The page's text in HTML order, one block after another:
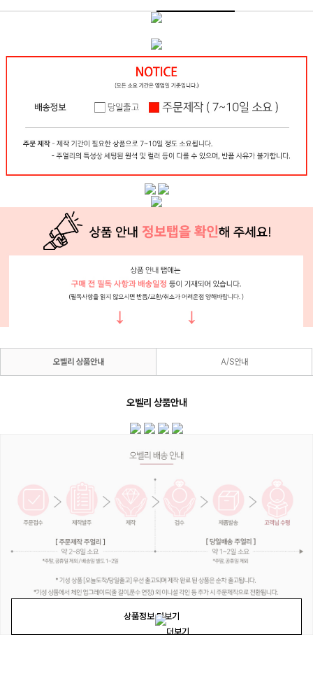
상품정보 더보기
오벨리 상품안내 A/S안내
오벨리 상품안내